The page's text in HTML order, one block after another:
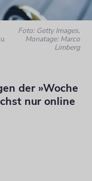
Foto: Getty Images,
Monatage: Marco
Limberg
der »Woche
nur online